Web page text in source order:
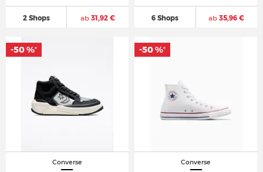
2 Shops ab31,92 € 6 Shops ab 35,96 €
Converse
-50 %*
Converse
-50 %*